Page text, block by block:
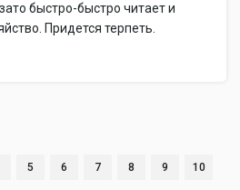
быстро-быстро читает и
Придется терпеть.
5 6 7 8 9 10